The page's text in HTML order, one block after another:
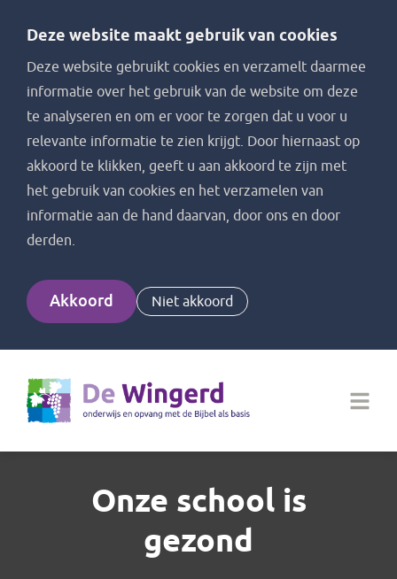
Deze website maakt gebruik van cookies
Deze website gebruikt cookies en verzamelt daarmee
informatie over het gebruik van de website om deze
te analyseren en om er voor te zorgen dat u voor u
relevante informatie te zien krijgt. Door hiernaast op
akkoord te klikken, geeft u aan akkoord te zijn met
het gebruik van cookies en het verzamelen van
informatie aan de hand daarvan, door ons en door
derden.
Akkoord Niet akkoord
Onze school is
gezond